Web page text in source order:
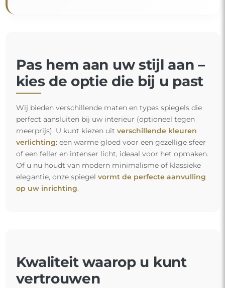
Pas hem aan uw stijl aan –
kies de optie die bij u past
Wij bieden verschillende maten en types spiegels die
perfect aansluiten bij uw interieur (optioneel tegen
meerprijs). U kunt kiezen uit verschillende kleuren
verlichting: een warme gloed voor een gezellige sfeer
of een feller en intenser licht, ideaal voor het opmaken.
Of u nu houdt van modern minimalisme of klassieke
elegantie, onze spiegel vormt de perfecte aanvulling
op uw inrichting.
Kwaliteit waarop u kunt
vertrouwen